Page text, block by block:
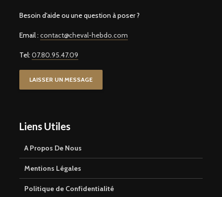
Besoin d'aide ou une question à poser ?
Email : contact@cheval-hebdo.com
Tel: 07.80.95.47.09
LAISSER UN MESSAGE
Liens Utiles
A Propos De Nous
Mentions Légales
Politique de Confidentialité